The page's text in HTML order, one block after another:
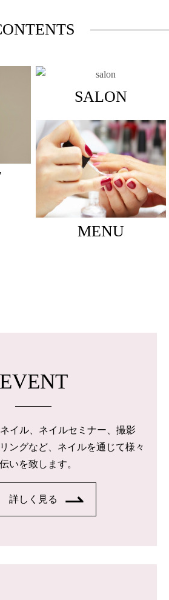
SALON
MENU
EVENT
イル、ネイルセミナー、撮影
ングなど、ネイルを通じて様々
いを致します。
詳しく見る